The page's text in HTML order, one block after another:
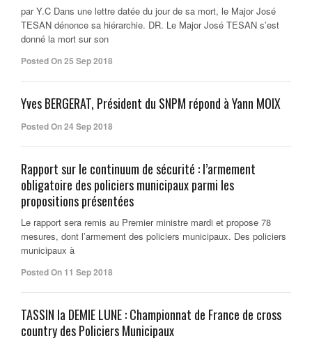
par Y.C Dans une lettre datée du jour de sa mort, le Major José
TESAN dénonce sa hiérarchie. DR. Le Major José TESAN s’est
donné la mort sur son
Posted On 25 Sep 2018
Yves BERGERAT, Président du SNPM répond à Yann MOIX
Posted On 24 Sep 2018
Rapport sur le continuum de sécurité : l’armement
obligatoire des policiers municipaux parmi les
propositions présentées
Le rapport sera remis au Premier ministre mardi et propose 78
mesures, dont l’armement des policiers municipaux. Des policiers
municipaux à
Posted On 11 Sep 2018
TASSIN la DEMIE LUNE : Championnat de France de cross
country des Policiers Municipaux